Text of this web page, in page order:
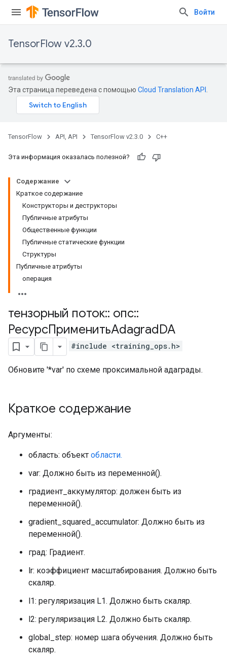
Войти
TensorFlow v2.3.0
Эта страница переведена с помощью Cloud Translation API
TensorFlow API, API TensorFlow v2.3.0 C++
Эта информация оказалась полезной?
Содержание
Краткое содержание
Конструкторы и деструкторы
Публичные атрибуты
Общественные функции
Публичные статические функции
Структуры
Публичные атрибуты
операция
тензорный поток:: опс::
РесурсПрименитьAdagradDA
#include <training_ops.h>
Обновите '*var' по схеме проксимальной адаграды.
Краткое содержание
Аргументы:
область: объект области.
var: Должно быть из переменной().
градиент_аккумулятор: должен быть из
переменной().
gradient_squared_accumulator: Должно быть из
переменной().
град: Градиент.
lr: коэффициент масштабирования. Должно быть
скаляр.
l1: регуляризация L1. Должно быть скаляр.
l2: регуляризация L2. Должно быть скаляр.
global_step: номер шага обучения. Должно быть
скаляр.